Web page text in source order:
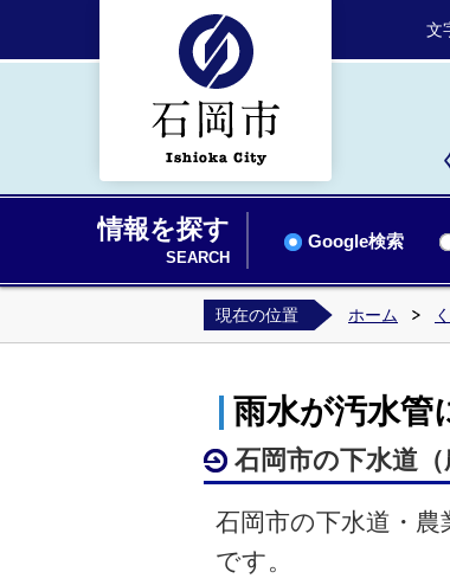
文
情報を探す
SEARCH
Google検索
現在の位置 ホーム
雨水が汚水管
石岡市の下水道
石岡市の下水道・
です。